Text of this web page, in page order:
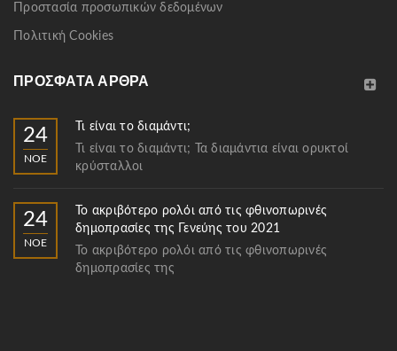
Προστασία προσωπικών δεδομένων
Πολιτική Cookies
ΠΡΌΣΦΑΤΑ ΆΡΘΡΑ
24
ΝΟΈ
Τι είναι το διαμάντι;
Τι είναι το διαμάντι; Τα διαμάντια είναι ορυκτοί
κρύσταλλοι
24
ΝΟΈ
Το ακριβότερο ρολόι από τις φθινοπωρινές
δημοπρασίες της Γενεύης του 2021
Το ακριβότερο ρολόι από τις φθινοπωρινές
δημοπρασίες της